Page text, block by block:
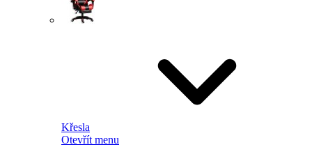
Křesla
Otevřít menu